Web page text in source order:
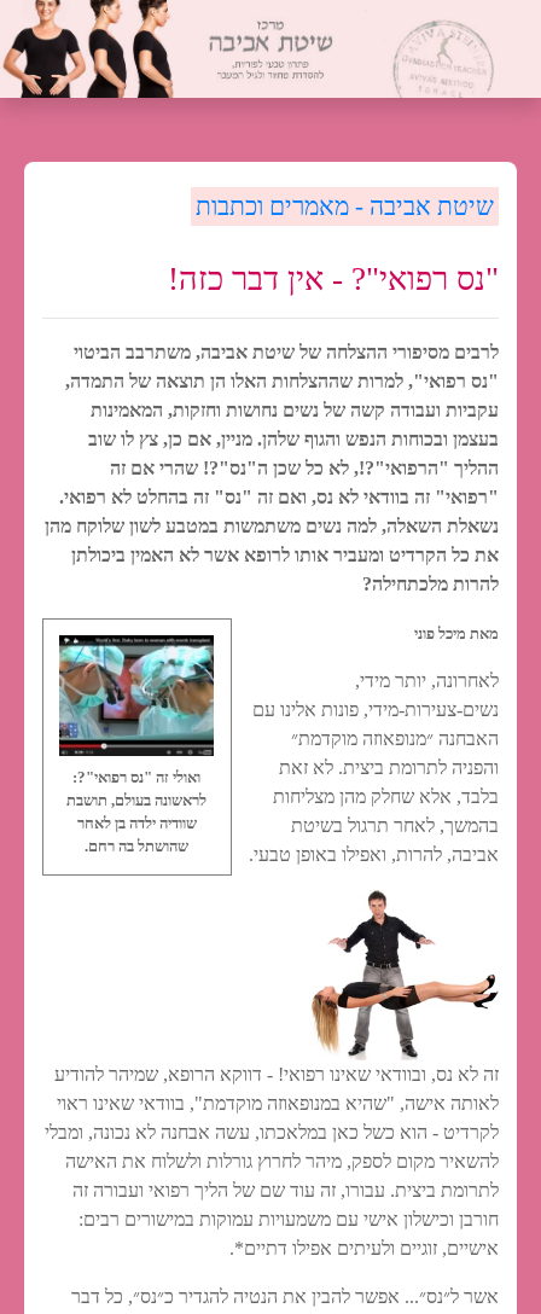
שיטת אביבה - מאמרים וכתבות
"נס רפואי"? - אין דבר כזה!
לרבים מסיפורי ההצלחה של שיטת אביבה, משתרבב הביטוי
"נס רפואי", למרות שההצלחות האלו הן תוצאה של התמדה,
עקביות ועבודה קשה של נשים נחושות וחזקות, המאמינות
בעצמן ובכוחות הנפש והגוף שלהן. מניין, אם כן, צץ לו שוב
ההליך "הרפואי"?!, לא כל שכן ה"נס"?! שהרי אם זה
"רפואי" זה בוודאי לא נס, ואם זה "נס" זה בהחלט לא רפואי.
נשאלת השאלה, למה נשים משתמשות במטבע לשון שלוקח מהן
את כל הקרדיט ומעביר אותו לרופא אשר לא האמין ביכולתן
להרות מלכתחילה?
ואולי זה "נס רפואי"?:
לראשונה בעולם, תושבת
שוודיה ילדה בן לאחר
שהושתל בה רחם.
מאת מיכל פוני
לאחרונה, יותר מידי,
נשים-צעירות-מידי, פונות אלינו עם
האבחנה ״מנופאוזה מוקדמת״
והפניה לתרומת ביצית. לא זאת
בלבד, אלא שחלק מהן מצליחות
בהמשך, לאחר תרגול בשיטת
אביבה, להרות, ואפילו באופן טבעי.
זה לא נס, ובוודאי שאינו רפואי! - דווקא הרופא, שמיהר להודיע
לאותה אישה, "שהיא במנופאוזה מוקדמת", בוודאי שאינו ראוי
לקרדיט - הוא כשל כאן במלאכתו, עשה אבחנה לא נכונה, ומבלי
להשאיר מקום לספק, מיהר לחרוץ גורלות ולשלוח את האישה
לתרומת ביצית. עבורו, זה עוד שם של הליך רפואי ועבורה זה
חורבן וכישלון אישי עם משמעויות עמוקות במישורים רבים:
אישיים, זוגיים ולעיתים אפילו דתיים*.
אשר ל״נס״... אפשר להבין את הנטיה להגדיר כ״נס״, כל דבר